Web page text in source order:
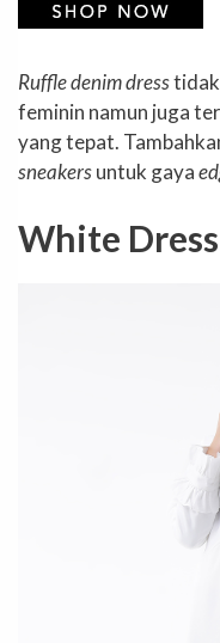
Ruffle denim dress
feminin namun juga
yang tepat.
sneakersuntuk gaya
White Dress